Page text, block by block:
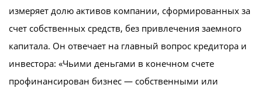
измеряет долю активов компании, сформированных за
счет собственных средств, без привлечения заемного
капитала. Он отвечает на главный вопрос кредитора и
инвестора: «Чьими деньгами в конечном счете
профинансирован бизнес — собственными или